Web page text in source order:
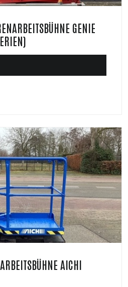
GENIE
AICHI